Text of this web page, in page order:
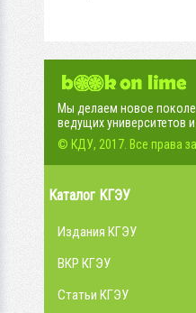
Мы делаем новое
ведущих университетов
© КДУ, 2017. Все права
Каталог КГЭУ
Издания КГЭУ
ВКР КГЭУ
Статьи КГЭУ